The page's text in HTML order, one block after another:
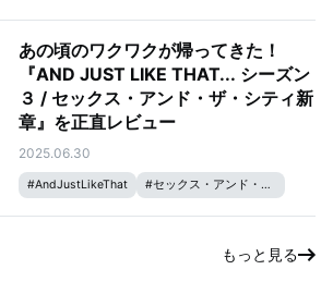
あの頃のワクワクが帰ってきた！
『AND JUST LIKE THAT... シーズン
３ / セックス・アンド・ザ・シティ新
章』を正直レビュー
2025.06.30
#AndJustLikeThat #セックス・アンド・ザ・シティ
もっと見る